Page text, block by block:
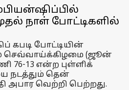
நாள் போட்டிகளில்
கபடி போட்டியின்
செவ்வாய்க்கிழமை (ஜூன்
76-13 என்ற புள்ளிக்
நடத்தும் தென்
அபார வெற்றி பெற்றது.